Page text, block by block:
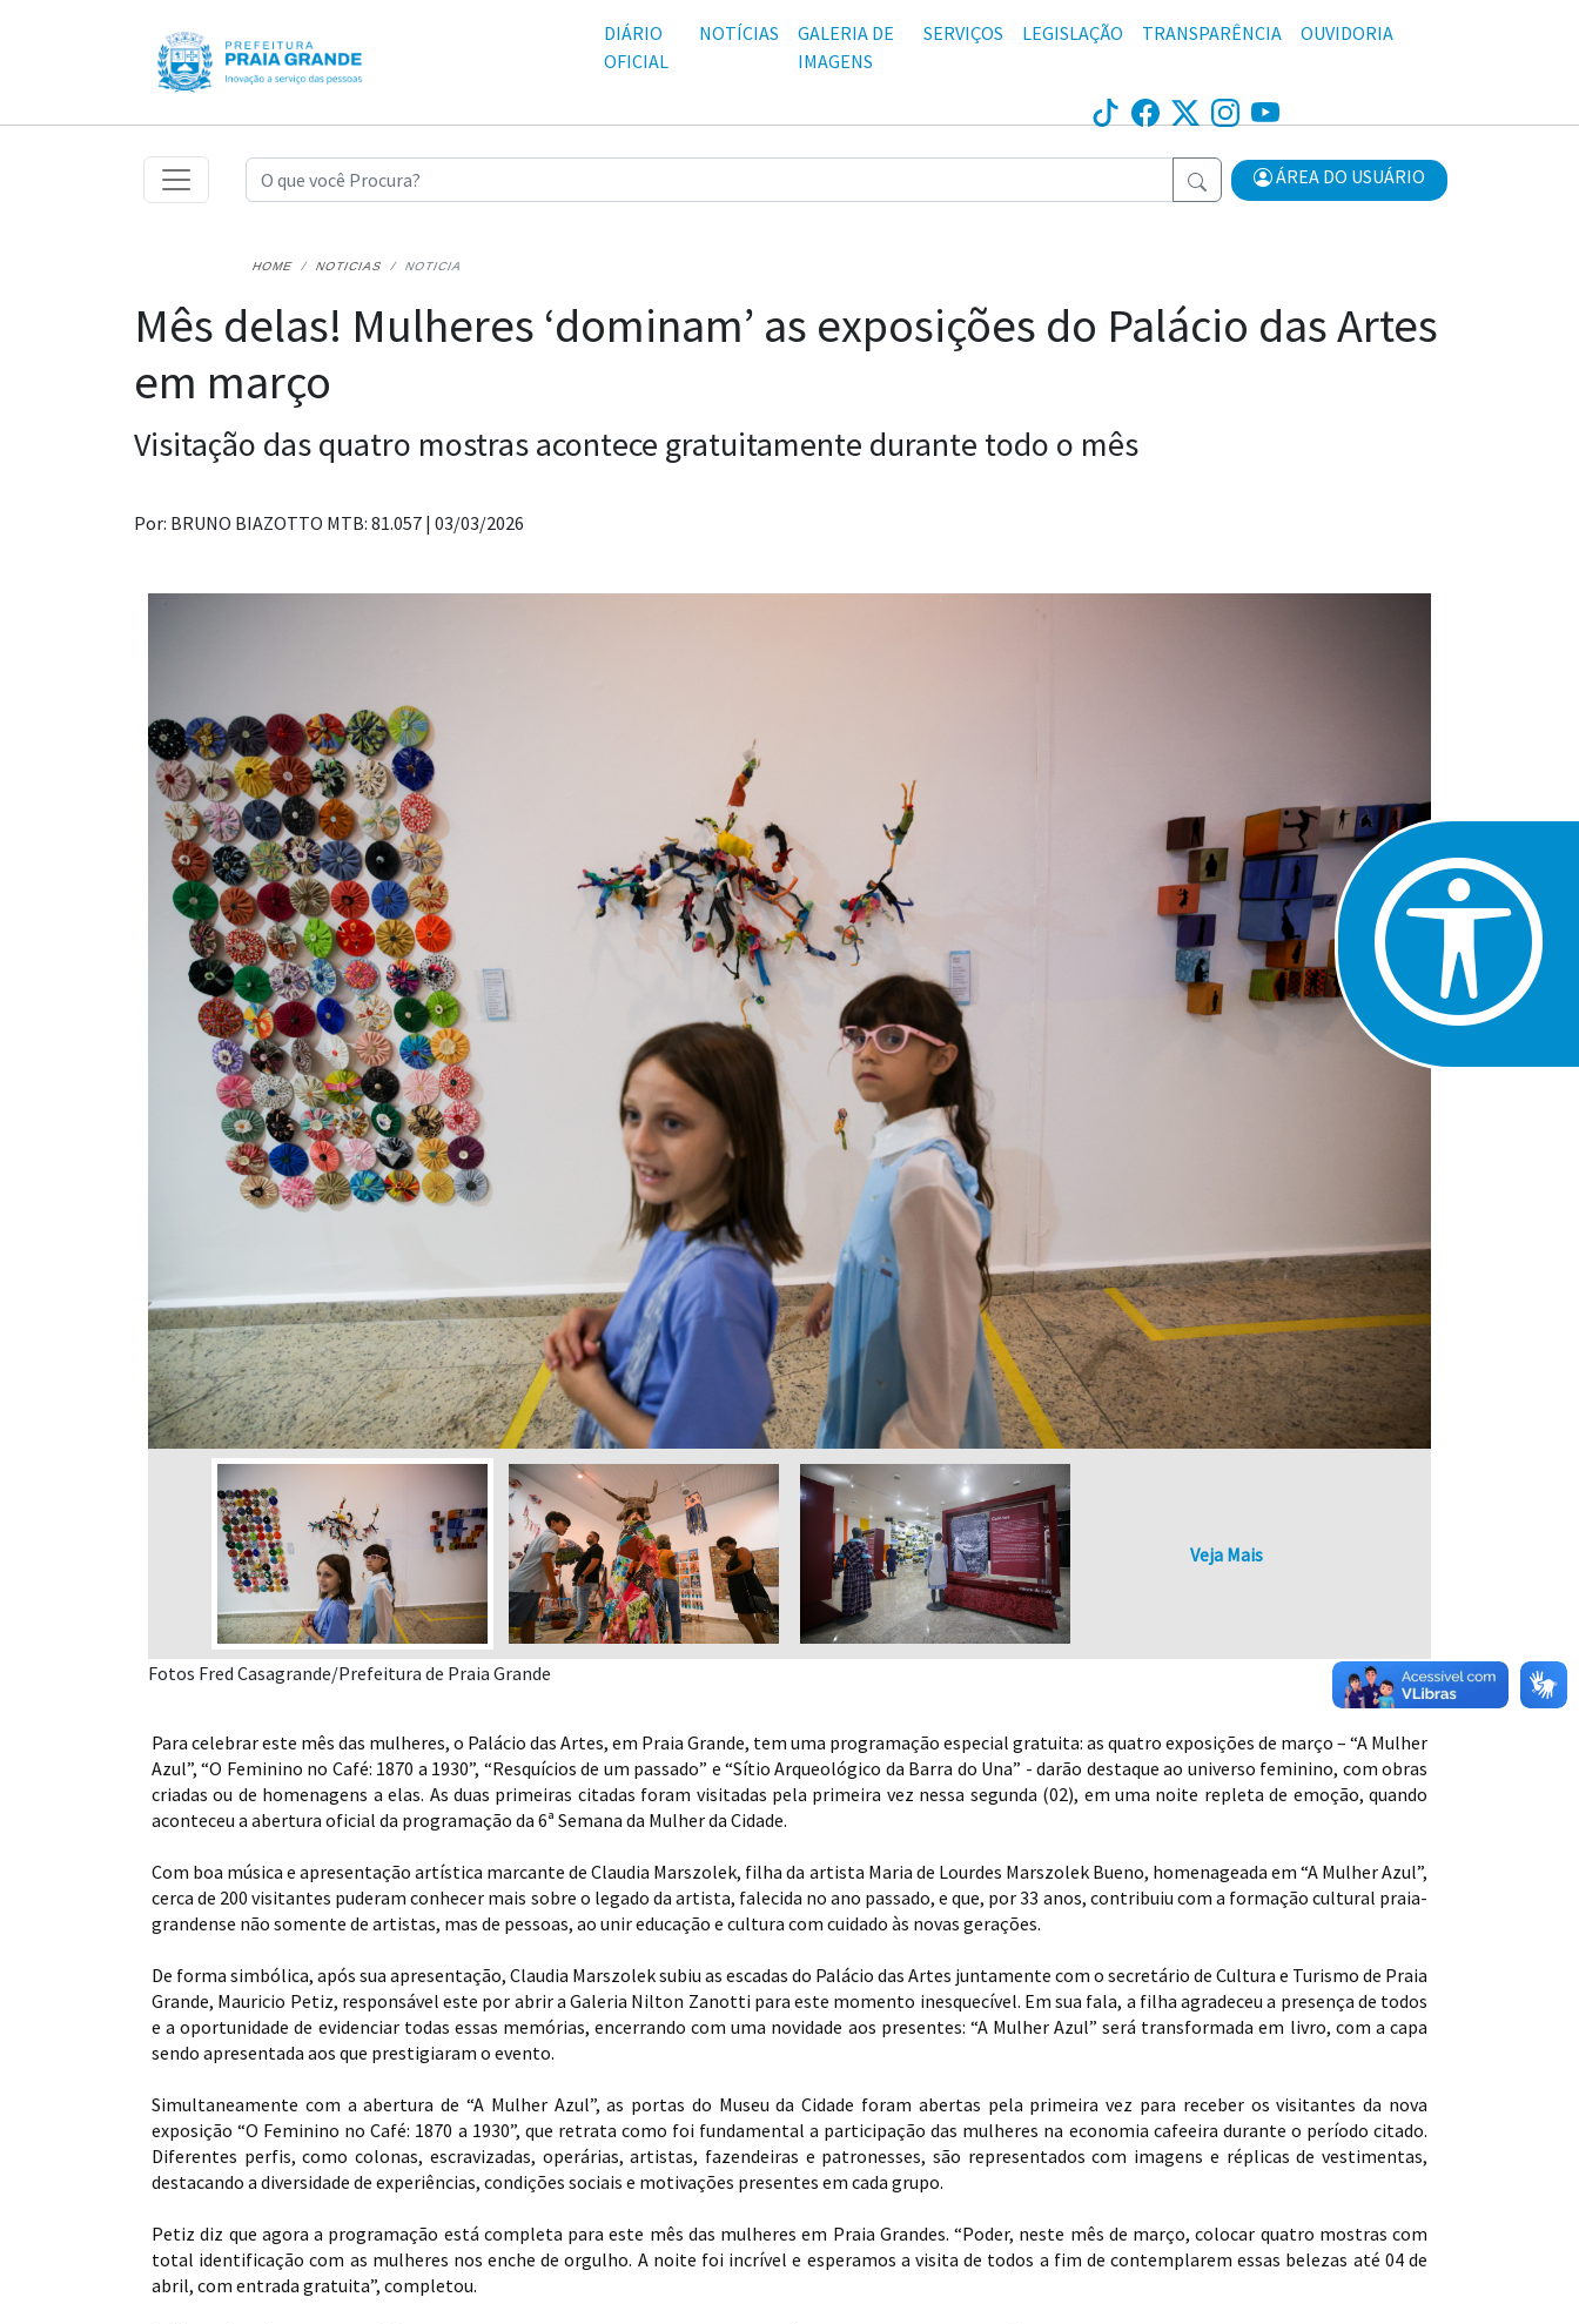
DIÁRIO
OFICIAL
NOTÍCIAS
GALERIA DE
IMAGENS
SERVIÇOS LEGISLAÇÃO TRANSPARÊNCIA OUVIDORIA
ÁREA DO USUÁRIO
HOME NOTICIAS NOTICIA
Mês delas! Mulheres ‘dominam’ as exposições do Palácio das Artes
em março
Visitação das quatro mostras acontece gratuitamente durante todo o mês
Por: BRUNO BIAZOTTO MTB: 81.057 | 03/03/2026
Veja Mais
Fotos Fred Casagrande/Prefeitura de Praia Grande
Para celebrar este mês das mulheres, o Palácio das Artes, em Praia Grande, tem uma programação especial gratuita: as quatro exposições de março – “A Mulher
Azul”, “O Feminino no Café: 1870 a 1930”, “Resquícios de um passado” e “Sítio Arqueológico da Barra do Una” - darão destaque ao universo feminino, com obras
criadas ou de homenagens a elas. As duas primeiras citadas foram visitadas pela primeira vez nessa segunda (02), em uma noite repleta de emoção, quando
aconteceu a abertura oficial da programação da 6ª Semana da Mulher da Cidade.
Com boa música e apresentação artística marcante de Claudia Marszolek, filha da artista Maria de Lourdes Marszolek Bueno, homenageada em “A Mulher Azul”,
cerca de 200 visitantes puderam conhecer mais sobre o legado da artista, falecida no ano passado, e que, por 33 anos, contribuiu com a formação cultural praia-
grandense não somente de artistas, mas de pessoas, ao unir educação e cultura com cuidado às novas gerações.
De forma simbólica, após sua apresentação, Claudia Marszolek subiu as escadas do Palácio das Artes juntamente com o secretário de Cultura e Turismo de Praia
Grande, Mauricio Petiz, responsável este por abrir a Galeria Nilton Zanotti para este momento inesquecível. Em sua fala, a filha agradeceu a presença de todos
e a oportunidade de evidenciar todas essas memórias, encerrando com uma novidade aos presentes: “A Mulher Azul” será transformada em livro, com a capa
sendo apresentada aos que prestigiaram o evento.
Simultaneamente com a abertura de “A Mulher Azul”, as portas do Museu da Cidade foram abertas pela primeira vez para receber os visitantes da nova
exposição “O Feminino no Café: 1870 a 1930”, que retrata como foi fundamental a participação das mulheres na economia cafeeira durante o período citado.
Diferentes perfis, como colonas, escravizadas, operárias, artistas, fazendeiras e patronesses, são representados com imagens e réplicas de vestimentas,
destacando a diversidade de experiências, condições sociais e motivações presentes em cada grupo.
Petiz diz que agora a programação está completa para este mês das mulheres em Praia Grandes. “Poder, neste mês de março, colocar quatro mostras com
total identificação com as mulheres nos enche de orgulho. A noite foi incrível e esperamos a visita de todos a fim de contemplarem essas belezas até 04 de
abril, com entrada gratuita”, completou.